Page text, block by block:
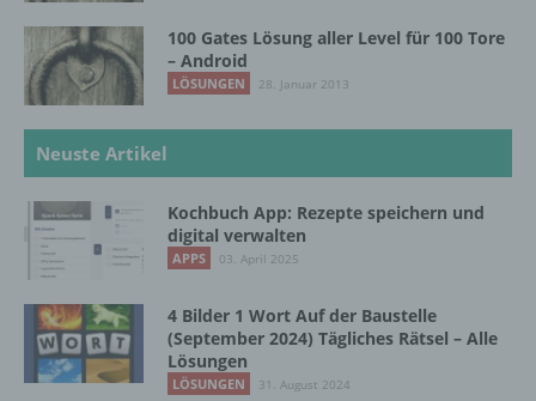
100 Gates Lösung aller Level für 100 Tore
– Android
LÖSUNGEN 28. Januar 2013
Neuste Artikel
Kochbuch App: Rezepte speichern und
digital verwalten
APPS 03. April 2025
4 Bilder 1 Wort Auf der Baustelle
(September 2024) Tägliches Rätsel – Alle
Lösungen
LÖSUNGEN 31. August 2024
Stelle, der personenbezogene Daten
offengelegt werden, unabhängig davon, ob
es sich bei ihr um einen Dritten handelt oder
nicht. Behörden, die im Rahmen eines
bestimmten Untersuchungsauftrags nach
dem Unionsrecht oder dem Recht der
Mitgliedstaaten möglicherweise
personenbezogene Daten erhalten, gelten
jedoch nicht als Empfänger.
j) Dritter
Dritter ist eine natürliche oder juristische
Person, Behörde, Einrichtung oder andere